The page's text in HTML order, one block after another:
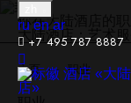
Русский
ru English
en عرب
ar
+7 495 787 8887
你在大陆酒店的职
大陆酒店：艺术服
主页 职业